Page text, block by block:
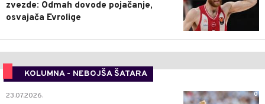
zvezde: Odmah dovode pojačanje,
osvajača Evrolige
KOLUMNA - NEBOJŠA ŠATARA
0
23.07.2026.